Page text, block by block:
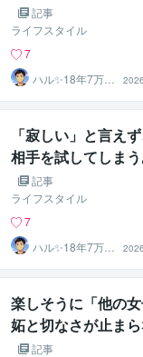
記事
ライフスタイル
7
ハル✨18年7万人
以上の実績×書籍
著者
「寂しい」と言え
相手を試してしま
記事
ライフスタイル
7
ハル✨18年7万人
以上の実績×書籍
著者
楽しそうに「他の
妬と切なさが止ま
記事